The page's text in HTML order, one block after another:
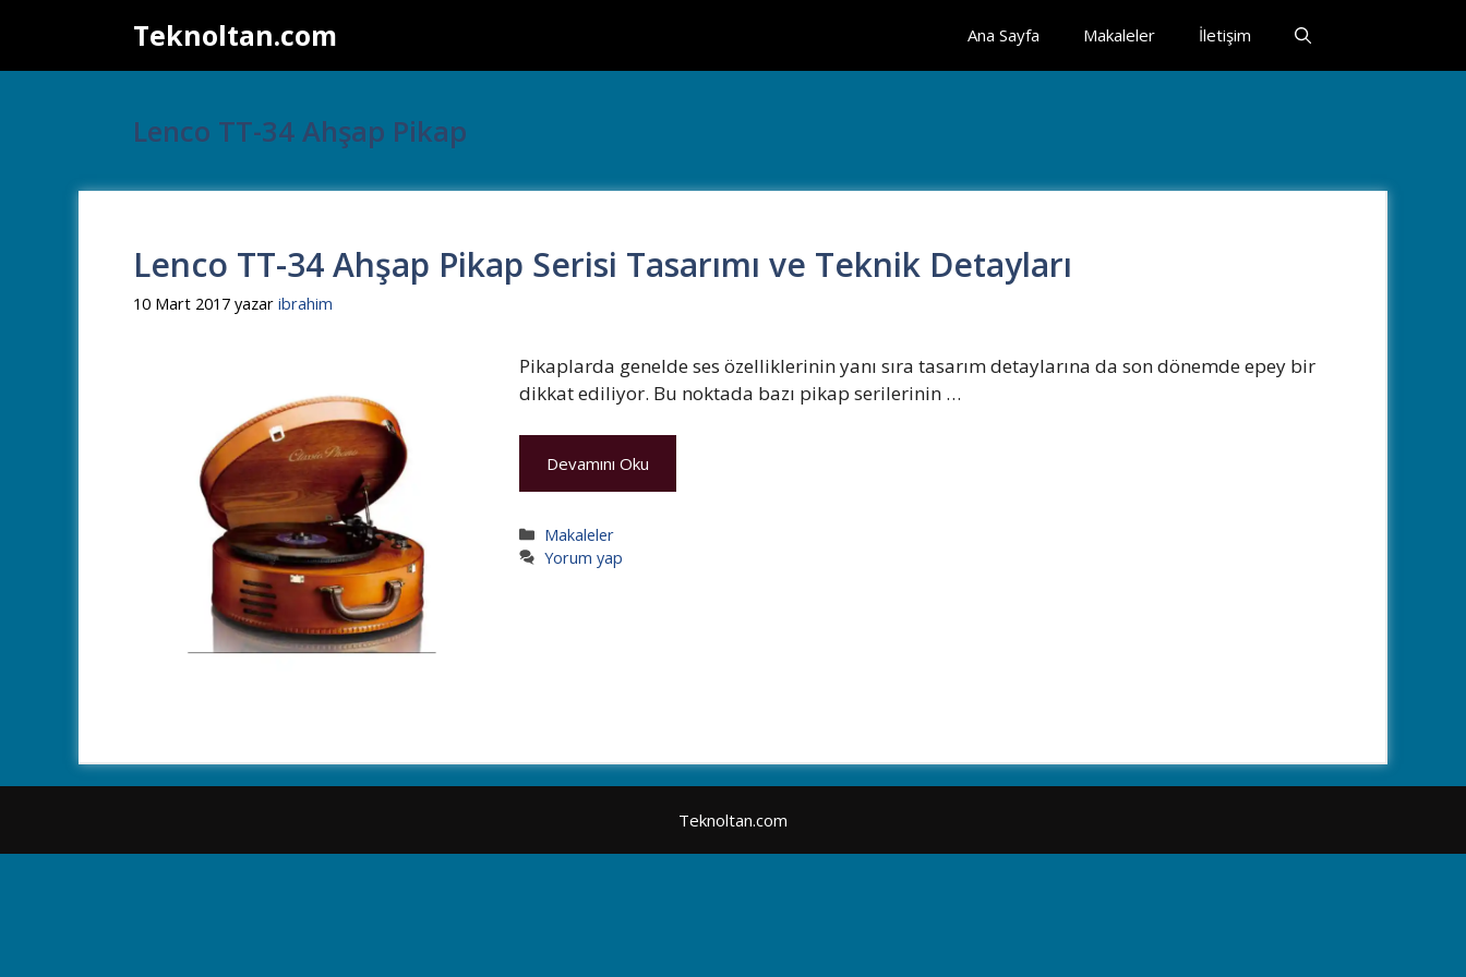
Teknoltan.com Ana Sayfa Makaleler İletişim
Lenco TT-34 Ahşap Pikap
Lenco TT-34 Ahşap Pikap Serisi Tasarımı ve Teknik Detayları
10 Mart 2017 yazar ibrahim
Pikaplarda genelde ses özelliklerinin yanı sıra tasarım detaylarına da son dönemde epey bir
dikkat ediliyor. Bu noktada bazı pikap serilerinin …
Devamını Oku
Kategoriler
Makaleler
Yorum yap
Teknoltan.com